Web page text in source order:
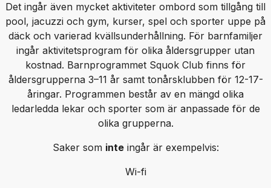
Det ingår även mycket aktiviteter ombord som tillgång till
pool, jacuzzi och gym, kurser, spel och sporter uppe på
däck och varierad kvällsunderhållning. För barnfamiljer
ingår aktivitetsprogram för olika åldersgrupper utan
kostnad. Barnprogrammet Squok Club finns för
åldersgrupperna 3–11 år samt tonårsklubben för 12-17-
åringar. Programmen består av en mängd olika
ledarledda lekar och sporter som är anpassade för de
olika grupperna.
Saker som inteingår är exempelvis:
Wi-fi